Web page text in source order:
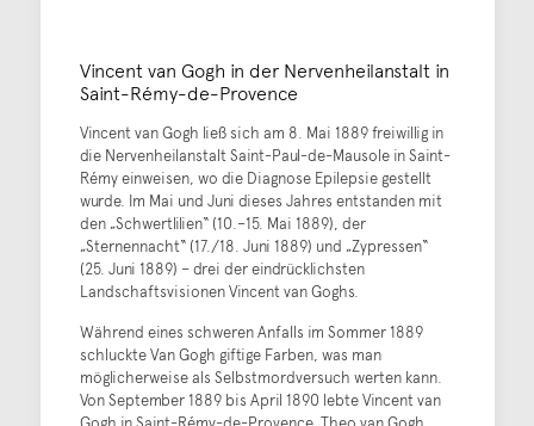
Vincent van Gogh in der Nervenheilanstalt in
Saint-Rémy-de-Provence
Vincent van Gogh ließ sich am 8. Mai 1889 freiwillig in
die Nervenheilanstalt Saint-Paul-de-Mausole in Saint-
Rémy einweisen, wo die Diagnose Epilepsie gestellt
wurde. Im Mai und Juni dieses Jahres entstanden mit
den „Schwertlilien“ (10.–15. Mai 1889), der
„Sternennacht“ (17./18. Juni 1889) und „Zypressen“
(25. Juni 1889) – drei der eindrücklichsten
Landschaftsvisionen Vincent van Goghs.
Während eines schweren Anfalls im Sommer 1889
schluckte Van Gogh giftige Farben, was man
möglicherweise als Selbstmordversuch werten kann.
Von September 1889 bis April 1890 lebte Vincent van